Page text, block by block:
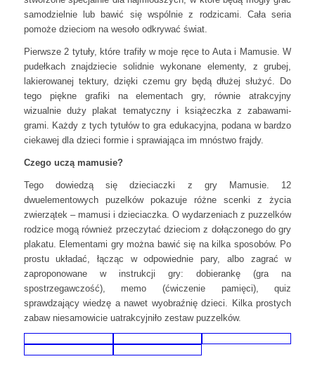
samodzielnie lub bawić się wspólnie z rodzicami. Cała seria
pomoże dzieciom na wesoło odkrywać świat.
Pierwsze 2 tytuły, które trafiły w moje ręce to Auta i Mamusie. W
pudełkach znajdziecie solidnie wykonane elementy, z grubej,
lakierowanej tektury, dzięki czemu gry będą dłużej służyć. Do
tego piękne grafiki na elementach gry, równie atrakcyjny
wizualnie duży plakat tematyczny i książeczka z zabawami-
grami. Każdy z tych tytułów to gra edukacyjna, podana w bardzo
ciekawej dla dzieci formie i sprawiająca im mnóstwo frajdy.
Czego uczą mamusie?
Tego dowiedzą się dzieciaczki z gry Mamusie. 12
dwuelementowych puzelków pokazuje różne scenki z życia
zwierzątek – mamusi i dzieciaczka. O wydarzeniach z puzzelków
rodzice mogą również przeczytać dzieciom z dołączonego do gry
plakatu. Elementami gry można bawić się na kilka sposobów. Po
prostu układać, łącząc w odpowiednie pary, albo zagrać w
zaproponowane w instrukcji gry: dobierankę (gra na
spostrzegawczość), memo (ćwiczenie pamięci), quiz
sprawdzający wiedzę a nawet wyobraźnię dzieci. Kilka prostych
zabaw niesamowicie uatrakcyjniło zestaw puzzelków.